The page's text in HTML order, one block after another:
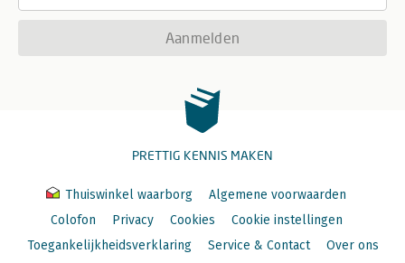
Aanmelden
PRETTIG KENNIS MAKEN
Thuiswinkel waarborg
Algemene voorwaarden
Colofon
Privacy Cookies
Cookie instellingen
Toegankelijkheidsverklaring
Service & Contact Over ons